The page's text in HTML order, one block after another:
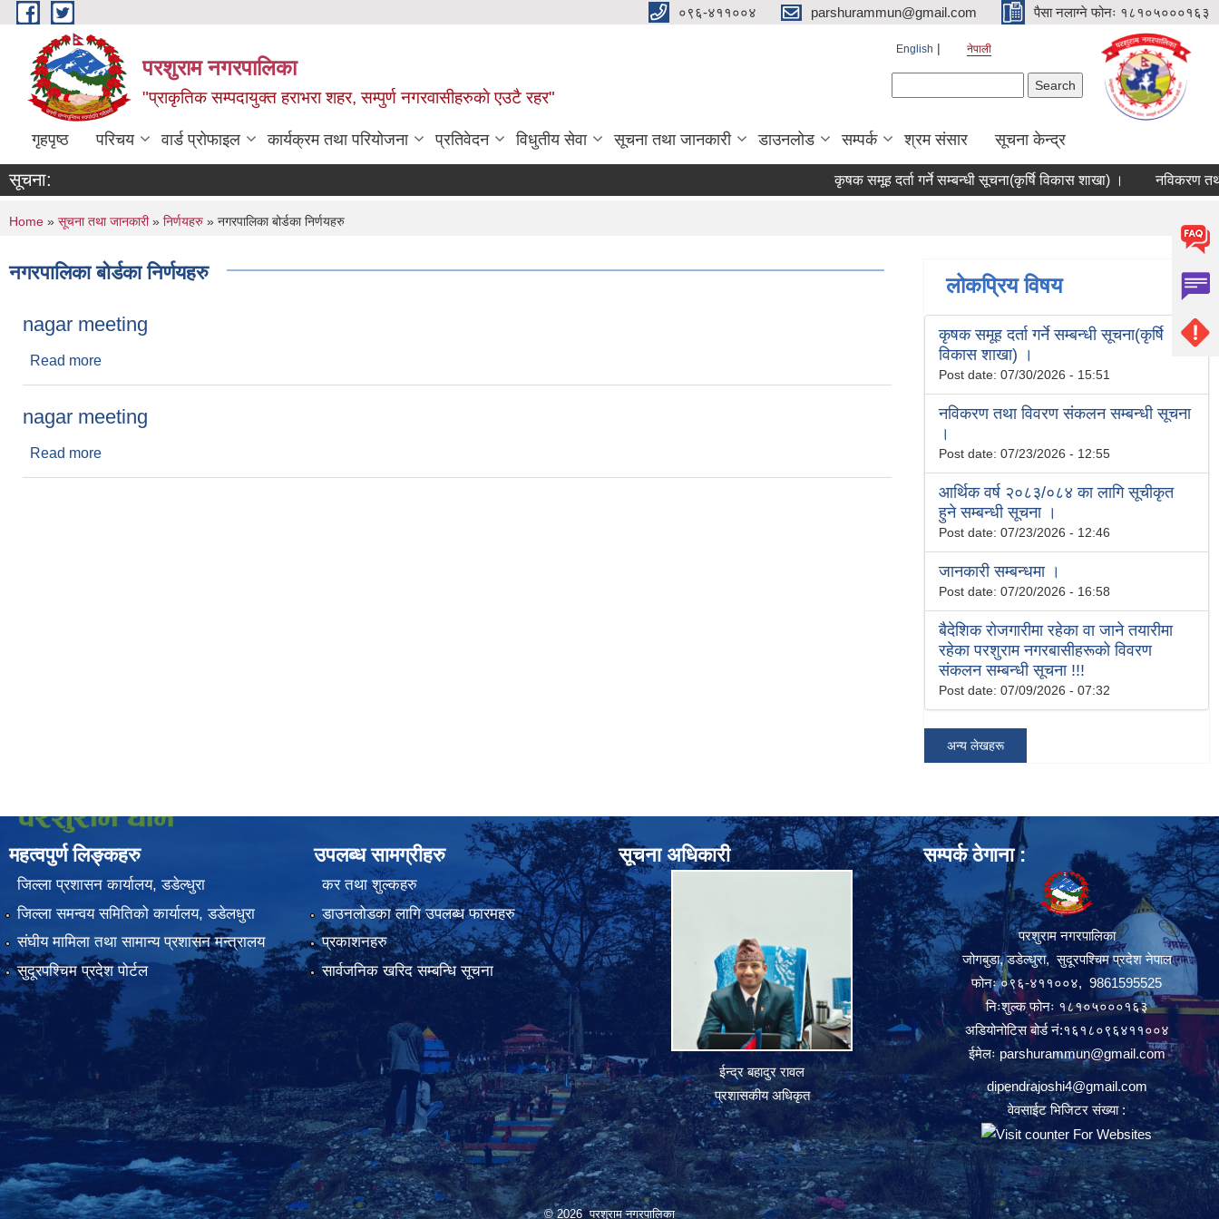
Skip to main content ०९६-४११००४ parshurammun@gmail.com पैसा नलाग्ने फोनः १८१०५०००१६३
परशुराम नगरपालिका
"प्राकृतिक सम्पदायुक्त हराभरा शहर, सम्पुर्ण नगरवासीहरुकाे एउटै रहर"
English नेपाली
गृहपृष्ठ परिचय वार्ड प्रोफाइल कार्यक्रम तथा परियोजना प्रतिवेदन विधुतीय सेवा सूचना तथा जानकारी डाउनलोड सम्पर्क श्रम संसार सूचना केन्द्र
सूचना: कृषक समूह दर्ता गर्ने सम्बन्धी सूचना(कृर्षि विकास शाखा) । नविकरण तथा
You are here
Home » सूचना तथा जानकारी» निर्णयहरु » नगरपालिका बोर्डका निर्णयहरु
नगरपालिका बोर्डका निर्णयहरु
nagar meeting
Read more
nagar meeting
Read more
लोकप्रिय विषय
कृषक समूह दर्ता गर्ने सम्बन्धी सूचना(कृर्षि
विकास शाखा) ।
Post date: 07/30/2026 - 15:51
नविकरण तथा विवरण संकलन सम्बन्धी सूचना
।
Post date: 07/23/2026 - 12:55
आर्थिक वर्ष २०८३/०८४ का लागि सूचीकृत
हुने सम्बन्धी सूचना ।
Post date: 07/23/2026 - 12:46
जानकारी सम्बन्धमा ।
Post date: 07/20/2026 - 16:58
बैदेशिक रोजगारीमा रहेका वा जाने तयारीमा
रहेका परशुराम नगरबासीहरूको विवरण
संकलन सम्बन्धी सूचना !!!
Post date: 07/09/2026 - 07:32
अन्य लेखहरू
महत्वपुर्ण लिङ्कहरु
जिल्ला प्रशासन कार्यालय, डडेल्धुरा
जिल्ला समन्वय समितिको कार्यालय, डडेलधुरा
संघीय मामिला तथा सामान्य प्रशासन मन्त्रालय
सुदूरपश्चिम प्रदेश पोर्टल
उपलब्ध सामग्रीहरु
कर तथा शुल्कहरु
डाउनलोडका लागि उपलब्ध फारमहरु
प्रकाशनहरु
सार्वजनिक खरिद सम्बन्धि सूचना
सूचना अधिकारी
ईन्द्र बहादुर रावल
प्रशासकीय अधिकृत
सम्पर्क ठेगाना :
परशुराम नगरपालिका
जोगबुडा, डडेल्धुरा, सुदूरपश्चिम प्रदेश नेपाल
फोनः ०९६-४११००४, 9861595525
निःशुल्क फोनः १८१०५०००१६३
अडियोनोटिस बोर्ड नं:१६१८०९६४११००४
ईमेलः parshurammun@gmail.com
dipendrajoshi4@gmail.com
वेवसाईट भिजिटर संख्या :
© 2026 परशुराम नगरपालिका